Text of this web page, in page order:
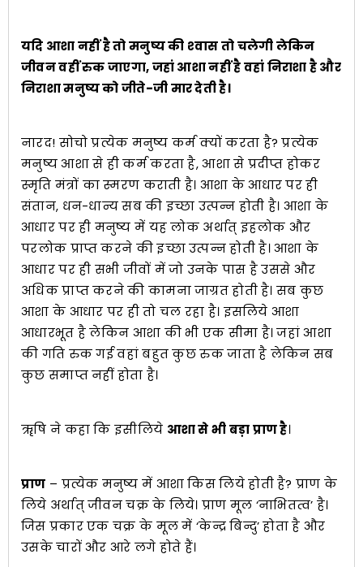
यदि आशा नहीं है तो मनुष्य की श्‍वास तो चलेगी लेकिन
जीवन वहीं रुक जाएगा, जहां आशा नहीं है वहां निराशा है और
निराशा मनुष्य को जीते-जी मार देती है।
नारद! सोचो प्रत्येक मनुष्य कर्म क्यों करता है? प्रत्येक
मनुष्य आशा से ही कर्म करता है, आशा से प्रदीप्त होकर
स्मृति मंत्रों का स्मरण कराती है। आशा के आधार पर ही
संतान, धन-धान्य सब की इच्छा उत्पन्न होती है। आशा के
आधार पर ही मनुष्य में यह लोक अर्थात् इहलोक और
परलोक प्राप्त करने की इच्छा उत्पन्न होती है। आशा के
आधार पर ही सभी जीवों में जो उनके पास है उससे और
अधिक प्राप्त करने की कामना जाग्रत होती है। सब कुछ
आशा के आधार पर ही तो चल रहा है। इसलिये आशा
आधारभूत है लेकिन आशा की भी एक सीमा है। जहां आशा
की गति रुक गई वहां बहुत कुछ रुक जाता है लेकिन सब
कुछ समाप्त नहीं होता है।
ॠषि ने कहा कि इसीलिये आशा से भी बड़ा प्राण है।
प्राण – प्रत्येक मनुष्य में आशा किस लिये होती है? प्राण के
लिये अर्थात् जीवन चक्र के लिये। प्राण मूल ‘नाभितत्व’ है।
जिस प्रकार एक चक्र के मूल में ‘केन्द्र बिन्दु’ होता है और
उसके चारों और आरे लगे होते हैं।